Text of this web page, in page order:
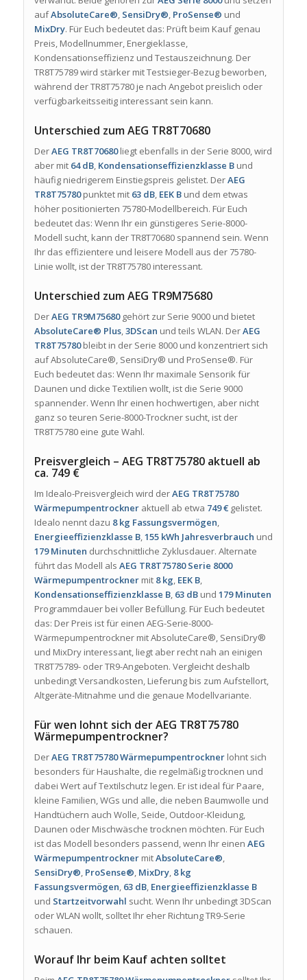
aufAbsoluteCare®, SensiDry®, ProSense® und
MixDry. Für Euch bedeutet das: Prüft beim Kauf genau
Preis, Modellnummer, Energieklasse,
Kondensationseffizienz und Testauszeichnung. Der
TR8T75789 wird stärker mit Testsieger-Bezug beworben,
während der TR8T75780 je nach Angebot preislich oder
verfügbarkeitsseitig interessant sein kann.
Unterschied zum AEG TR8T70680
DerAEG TR8T70680liegt ebenfalls in der Serie 8000, wird
aber mit 64 dB, Kondensationseffizienzklasse Bund
häufig niedrigerem Einstiegspreis gelistet. DerAEG
TR8T75780punktet mit 63 dB, EEK Bund dem etwas
höher positionierten 75780-Modellbereich. Für Euch
bedeutet das: Wenn Ihr ein günstigeres Serie-8000-
Modell sucht, kann der TR8T70680 spannend sein. Wenn
Ihr das effizientere und leisere Modell aus der 75780-
Linie wollt, ist der TR8T75780 interessant.
Unterschied zum AEG TR9M75680
DerAEG TR9M75680gehört zur Serie 9000 und bietet
AbsoluteCare® Plus,3DScan und teils WLAN. DerAEG
TR8T75780bleibt in der Serie 8000 und konzentriert sich
auf AbsoluteCare®, SensiDry® und ProSense®. Für
Euch bedeutet das: Wenn Ihr maximale Sensorik für
Daunen und dicke Textilien wollt, ist die Serie 9000
spannender. Wenn Ihr einen hochwertigen, aber nicht
ganz so teuren Serie-8000-Trockner sucht, ist der
TR8T75780 eine gute Wahl.
Preisvergleich – AEG TR8T75780 aktuell ab
ca. 749 €
Im Idealo-Preisvergleich wird derAEG TR8T75780
Wärmepumpentrockneraktuell ab etwa 749 €gelistet.
Idealo nennt dazu 8 kg Fassungsvermögen,
Energieeffizienzklasse B,155 kWh Jahresverbrauch und
179 Minuten durchschnittliche Zyklusdauer. Alternate
führt das Modell als AEG TR8T75780 Serie 8000
Wärmepumpentrocknermit 8 kg, EEK B,
Kondensationseffizienzklasse B, 63 dBund 179 Minuten
Programmdauer bei voller Befüllung. Für Euch bedeutet
das: Der Preis ist für einen AEG-Serie-8000-
Wärmepumpentrockner mit AbsoluteCare®, SensiDry®
und MixDry interessant, liegt aber recht nah an einigen
TR8T75789- oder TR9-Angeboten. Vergleicht deshalb
unbedingt Versandkosten, Lieferung bis zum Aufstellort,
Altgeräte-Mitnahme und die genaue Modellvariante.
Für wen lohnt sich der AEG TR8T75780
Wärmepumpentrockner?
DerAEG TR8T75780 Wärmepumpentrocknerlohnt sich
besonders für Haushalte, die regelmäßig trocknen und
dabei Wert auf Textilschutz legen. Er ist ideal für Paare,
kleine Familien, WGs und alle, die neben Baumwolle und
Handtüchern auch Wolle, Seide, Outdoor-Kleidung,
Daunen oder Mischwäsche trocknen möchten. Für Euch
ist das Modell besonders passend, wenn Ihr einen AEG
WärmepumpentrocknermitAbsoluteCare®,
SensiDry®, ProSense®, MixDry, 8 kg
Fassungsvermögen, 63 dB, Energieeffizienzklasse B
und Startzeitvorwahl sucht. Wenn Ihr unbedingt 3DScan
oder WLAN wollt, solltet Ihr eher Richtung TR9-Serie
schauen.
Worauf Ihr beim Kauf achten solltet